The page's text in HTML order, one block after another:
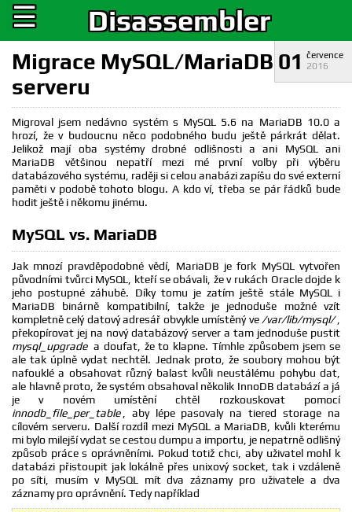
☰ Disassembler
01 července
2016
Migrace MySQL/MariaDB
serveru
Migroval jsem nedávno systém s MySQL 5.6 na MariaDB 10.0 a
hrozí, že v budoucnu něco podobného budu ještě párkrát dělat.
Jelikož mají oba systémy drobné odlišnosti a ani MySQL ani
MariaDB většinou nepatří mezi mé první volby při výběru
databázového systému, raději si celou anabázi zapíšu do své externí
paměti v podobě tohoto blogu. A kdo ví, třeba se pár řádků bude
hodit ještě i někomu jinému.
MySQL vs. MariaDB
Jak mnozí pravděpodobné vědí, MariaDB je fork MySQL vytvořen
původními tvůrci MySQL, kteří se obávali, že v rukách Oracle dojde k
jeho postupné záhubě. Díky tomu je zatím ještě stále MySQL i
MariaDB binárně kompatibilní, takže je jednoduše možné vzít
kompletně celý datový adresář obvykle umístěný ve /var/lib/mysql/
překopírovat jej na nový databázový server a tam jednoduše pustit
mysql_upgrade a doufat, že to klapne. Tímhle způsobem jsem se
ale tak úplně vydat nechtěl. Jednak proto, že soubory mohou být
nafouklé a obsahovat různý balast kvůli neustálému pohybu dat,
ale hlavně proto, že systém obsahoval několik InnoDB databází a já
je v novém umístění chtěl rozkouskovat pomocí
innodb_file_per_table
, aby lépe pasovaly na tiered storage na
cílovém serveru. Další rozdíl mezi MySQL a MariaDB, kvůli kterému
mi bylo milejší vydat se cestou dumpu a importu, je nepatrně odlišný
způsob práce s oprávněními. Pokud totiž chci, aby uživatel mohl k
databázi přistoupit jak lokálně přes unixový socket, tak i vzdáleně
po síti, musím v MySQL mít dva záznamy pro uživatele a dva
záznamy pro oprávnění. Tedy například